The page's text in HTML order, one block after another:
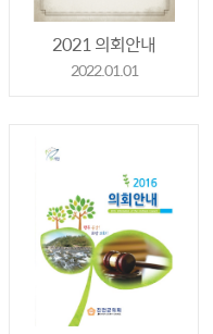
2021 의회안내
2022.01.01